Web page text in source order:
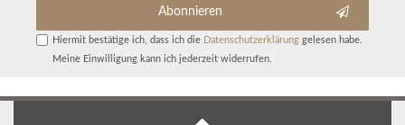
Abonnieren
Hiermit bestätige ich, dass ich die Daten­schutz­erklärunggelesen habe.
Meine Einwilligung kann ich jederzeit widerrufen.